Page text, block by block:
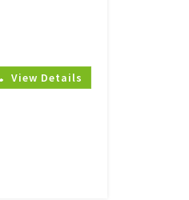
View Details